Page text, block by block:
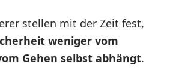
stellen mit der Zeit fest,
weniger vom
Gehen selbst abhängt.